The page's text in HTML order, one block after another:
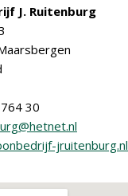
J. Ruitenburg
30
jruitenburg.nl